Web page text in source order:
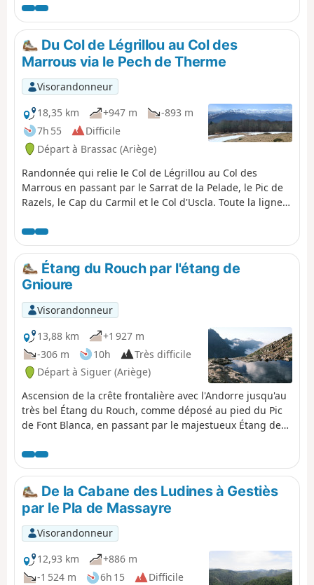
travers le pays de Sault vers
Montaillou où une rafle de la part de
l'inquisition eut lieu en 1308, pour
descendre enfin en haute vallée de
l'Ariège. Ces chemins furent
empruntés par les derniers Cathares
persécutés ou résistants comme le
furent les frères Authié à l'origine du
renouveau Cathare à la fin du XIIIe-
début XIVe siècle.
Du Col de Légrillou au Col des
Marrous via le Pech de Therme
Visorandonneur
18,35 km
+947 m
-893 m
7h 55
Difficile
Départ à Brassac (Ariège)
Randonnée qui relie le Col de Légrillou au Col des
Marrous en passant par le Sarrat de la Pelade, le Pic de
Razels, le Cap du Carmil et le Col d'Uscla. Toute la ligne
Pyrénées du Vallier au Soularac.
Étang du Rouch par l'étang de
Gnioure
Visorandonneur
13,88 km
+1 927 m
-306 m
10h
Très difficile
Départ à Siguer (Ariège)
Ascension de la crête frontalière avec l'Andorre jusqu'au
très bel Étang du Rouch, comme déposé au pied du Pic
de Font Blanca, en passant par le majestueux Étang de
cascades pendant la montée assez raide et très
pierreuse jusqu'au pont de la Peyre ; - petit passage en
balcon très légèrement vertigineux pour accéder à
l'immense Étang de Gnioure ; - long sentier longeant
l'étang puis le ruisseau et s'enfonçant dans la vallée ; -
montée à flanc démarrant assez soft pour finir bien raide
jusqu'à l'Étang du Rouch.
De la Cabane des Ludines à Gestiès
par le Pla de Massayre
Visorandonneur
12,93 km
+886 m
-1 524 m
6h 15
Difficile